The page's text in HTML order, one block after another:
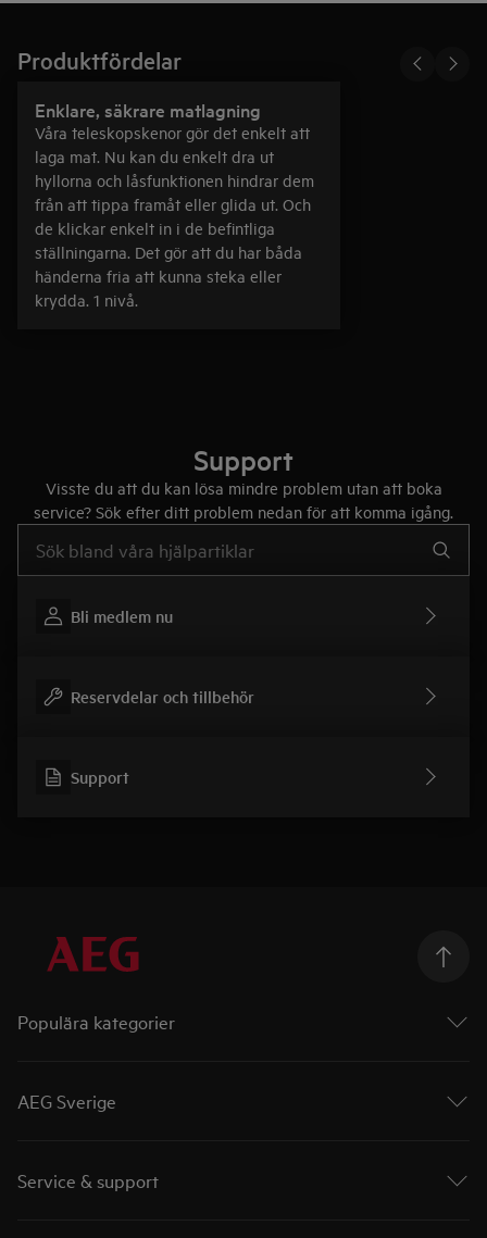
Produktfördelar
Enklare, säkrare matlagning
Våra teleskopskenor gör det enkelt att
laga mat. Nu kan du enkelt dra ut
hyllorna och låsfunktionen hindrar dem
från att tippa framåt eller glida ut. Och
de klickar enkelt in i de befintliga
ställningarna. Det gör att du har båda
händerna fria att kunna steka eller
krydda. 1 nivå.
Support
Visste du att du kan lösa mindre problem utan att boka
service? Sök efter ditt problem nedan för att komma igång.
Bli medlem nu
Reservdelar och tillbehör
Support
Populära kategorier
Spishällar
Diskmaskiner
Frysar
AEG Sverige
Kampanjer
Priser & Utmärkelser
Service & support